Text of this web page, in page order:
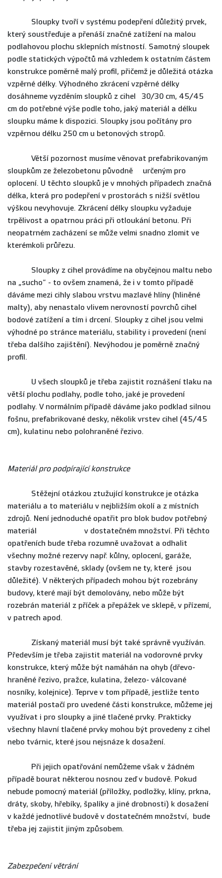
Sloupky tvoří v systému podepření důležitý prvek,
který soustřeďuje a přenáší značné zatížení na malou
podlahovou plochu sklepních místností. Samotný sloupek
podle statických výpočtů má vzhledem k ostatním částem
konstrukce poměrně malý profil, přičemž je důležitá otázka
vzpěrné délky. Výhodného zkrácení vzpěrné délky
dosáhneme vyzděním sloupků z cihel 30/30 cm, 45/45
cm do potřebné výše podle toho, jaký materiál a délku
sloupku máme k dispozici. Sloupky jsou počítány pro
vzpěrnou délku 250 cm u betonových stropů.
Větší pozornost musíme věnovat prefabrikovaným
sloupkům ze železobetonu původně určeným pro
oplocení. U těchto sloupků je v mnohých případech značná
délka, která pro podepření v prostorách s nižší světlou
výškou nevyhovuje. Zkrácení délky sloupku vyžaduje
trpělivost a opatrnou práci při otloukání betonu. Při
neopatrném zacházení se může velmi snadno zlomit ve
kterémkoli průřezu.
Sloupky z cihel provádíme na obyčejnou maltu nebo
na „sucho“ - to ovšem znamená, že i v tomto případě
dáváme mezi cihly slabou vrstvu mazlavé hlíny (hliněné
malty), aby nenastalo vlivem nerovností povrchů cihel
bodové zatížení a tím i drcení. Sloupky z cihel jsou velmi
výhodné po stránce materiálu, stability i provedení (není
třeba dalšího zajištění). Nevýhodou je poměrně značný
profil.
U všech sloupků je třeba zajistit roznášení tlaku na
větší plochu podlahy, podle toho, jaké je provedení
podlahy. V normálním případě dáváme jako podklad silnou
fošnu, prefabrikované desky, několik vrstev cihel (45/45
cm), kulatinu nebo polohraněné řezivo.
Materiál pro podpírající konstrukce
Stěžejní otázkou ztužující konstrukce je otázka
materiálu a to materiálu v nejbližším okolí a z místních
zdrojů. Není jednoduché opatřit pro blok budov potřebný
materiál v dostatečném množství. Při těchto
opatřeních bude třeba rozumně uvažovat a odhalit
všechny možné rezervy např. kůlny, oplocení, garáže,
stavby rozestavěné, sklady (ovšem ne ty, které jsou
důležité). V některých případech mohou být rozebrány
budovy, které mají být demolovány, nebo může být
rozebrán materiál z příček a přepážek ve sklepě, v přízemí,
v patrech apod.
Získaný materiál musí být také správně využíván.
Především je třeba zajistit materiál na vodorovné prvky
konstrukce, který může být namáhán na ohyb (dřevo-
hraněné řezivo, pražce, kulatina, železo- válcované
nosníky, kolejnice). Teprve v tom případě, jestliže tento
materiál postačí pro uvedené části konstrukce, můžeme jej
využívat i pro sloupky a jiné tlačené prvky. Prakticky
všechny hlavní tlačené prvky mohou být provedeny z cihel
nebo tvárnic, které jsou nejsnáze k dosažení.
Při jejich opatřování nemůžeme však v žádném
případě bourat některou nosnou zeď v budově. Pokud
nebude pomocný materiál (příložky, podložky, klíny, prkna,
dráty, skoby, hřebíky, špalíky a jiné drobnosti) k dosažení
v každé jednotlivé budově v dostatečném množství, bude
třeba jej zajistit jiným způsobem.
Zabezpečení větrání